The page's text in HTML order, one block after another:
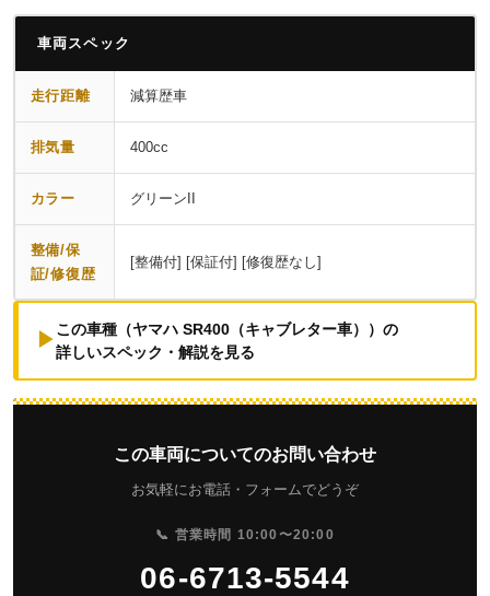
車両スペック
走行距離 減算歴車
排気量 400cc
カラー グリーンII
整備/保
証/修復歴
[整備付] [保証付] [修復歴なし]
▶
この車種（ヤマハ SR400（キャブレター車））の
詳しいスペック・解説を見る
この車両についてのお問い合わせ
お気軽にお電話・フォームでどうぞ
📞 営業時間 10:00〜20:00
06-6713-5544